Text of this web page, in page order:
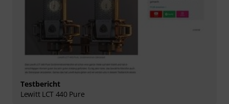
Testbericht
Lewitt LCT 440 Pure